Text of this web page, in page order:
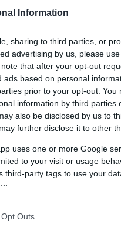
Information
sharing to third parties, or
advertising by us, please
that after your opt-out
based on personal
prior to your opt-out.
information by third parties
also be disclosed by us to
further disclose it to other
uses one or more Google
to your visit or usage
third-party tags to use your
Outs